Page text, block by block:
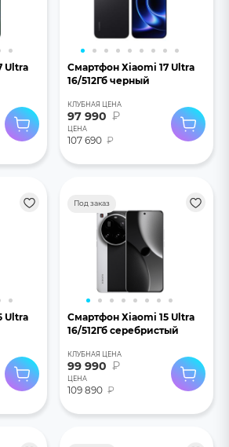
Ultra
Смартфон Хiaomi 17 Ultra
16/512Гб черный
КЛУБНАЯ ЦЕНА
97 990 ₽
ЦЕНА
107 690 ₽
Ultra
Под заказ
Смартфон Хiaomi 15 Ultra
16/512Гб серебристый
КЛУБНАЯ ЦЕНА
99 990 ₽
ЦЕНА
109 890 ₽